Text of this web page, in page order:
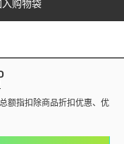
入购物袋
额指扣除商品折扣优惠、优惠